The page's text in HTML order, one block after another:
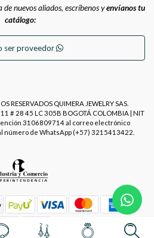
nuevos aliados, escríbenos yenvíanos tu
catálogo:
ser proveedor
RESERVADOS QUIMERA JEWELRY SAS.
11 # 28 45 LC 305B BOGOTÁ COLOMBIA | NIT
3106809714 al correo electrónico
número de WhatsApp (+57) 3215413422.